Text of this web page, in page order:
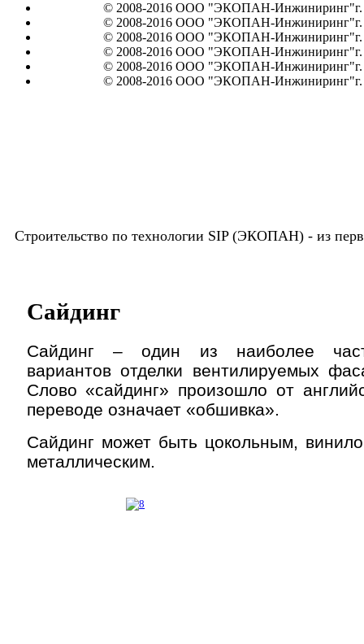
© 2008-2016 ООО "ЭКОПАН-Инжиниринг"г.
© 2008-2016 ООО "ЭКОПАН-Инжиниринг"г.
© 2008-2016 ООО "ЭКОПАН-Инжиниринг"г.
© 2008-2016 ООО "ЭКОПАН-Инжиниринг"г.
© 2008-2016 ООО "ЭКОПАН-Инжиниринг"г.
© 2008-2016 ООО "ЭКОПАН-Инжиниринг"г.
Строительство по технологии SIP (ЭКОПАН) - из
Сайдинг
Сайдинг – один из наиболее
вариантов отделки вентилируемых
Слово «сайдинг» произошло от
переводе означает «обшивка».
Сайдинг может быть цокольным,
металлическим.